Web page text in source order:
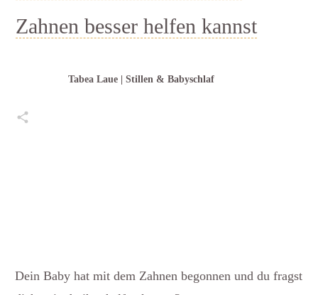
Zahnen besser helfen kannst
Tabea Laue | Stillen & Babyschlaf
Dein Baby hat mit dem Zahnen begonnen und du fragst